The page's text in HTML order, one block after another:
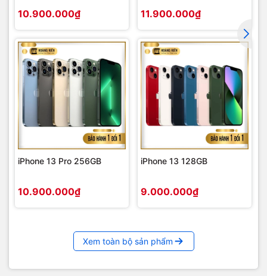
10.900.000₫ 11.900.000₫
iPhone 13 Pro 256GB
10.900.000₫
iPhone 13 128GB
9.000.000₫
Xem toàn bộ sản phẩm